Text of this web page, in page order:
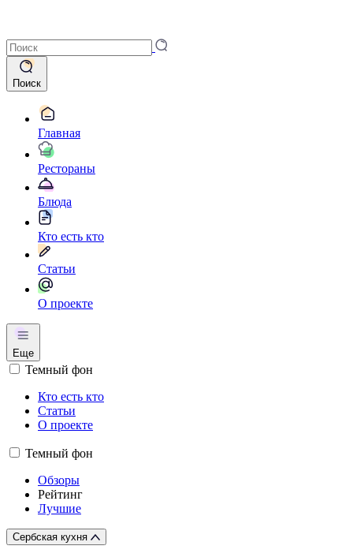
Поиск
Главная
Рестораны
Блюда
Кто есть кто
Статьи
О проекте
Еще
Темный фон
Кто есть кто
Статьи
О проекте
Темный фон
Обзоры
Рейтинг
Лучшие
Сербская кухня